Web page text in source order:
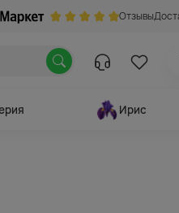
Отзывы
Ирис